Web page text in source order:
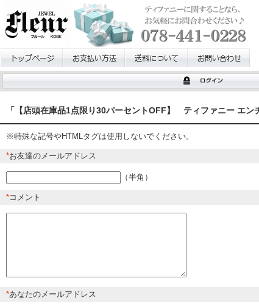
「【店頭在庫品1点限り30パーセントOFF】 ティファニー エ
※特殊な記号やHTMLタグは使用しないでください。
*お友達のメールアドレス
（半角）
*コメント
*あなたのメールアドレス